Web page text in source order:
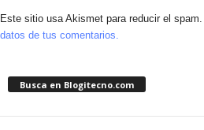
Este sitio usa Akismet para reducir el spam.
datos de tus comentarios.
Busca en Blogitecno.com